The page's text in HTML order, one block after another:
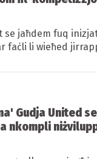
se jaħdem fuq
faċli li wieħed
Gudja United
nkompli
futur tiegħi'